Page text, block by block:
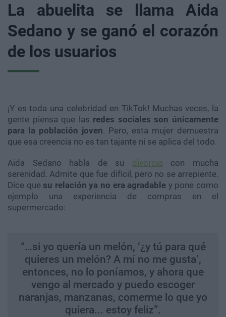
La abuelita se llama Aida
Sedano y se ganó el corazón
de los usuarios
¡Y es toda una celebridad en TikTok! Muchas veces, la
gente piensa que las redes sociales son únicamente
para la población joven. Pero, esta mujer demuestra
que esa creencia no es tan tajante ni se aplica del todo.
Aida Sedano habla de su divorcio con mucha
serenidad. Admite que fue difícil, pero no se arrepiente.
Dice que su relación ya no era agradable y pone como
ejemplo una experiencia de compras en el
supermercado:
“…si yo quería un melón, ‘¿y tú para qué
quieres un melón? A mí no me gusta’,
entonces, no lo poníamos, y ahora que
vengo al mercado y puedo escoger
naranjas, manzanas, comerme lo que yo
quiera... estoy feliz”.